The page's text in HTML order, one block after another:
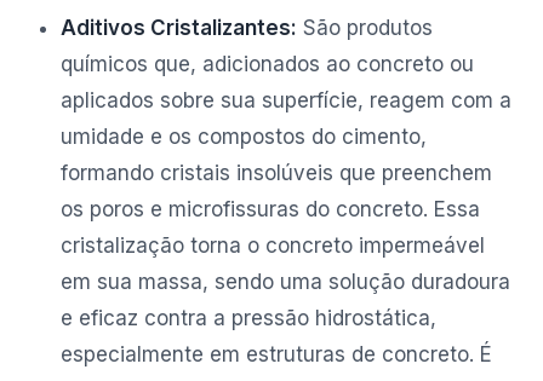
Aditivos Cristalizantes: São produtos
químicos que, adicionados ao concreto ou
aplicados sobre sua superfície, reagem com a
umidade e os compostos do cimento,
formando cristais insolúveis que preenchem
os poros e microfissuras do concreto. Essa
cristalização torna o concreto impermeável
em sua massa, sendo uma solução duradoura
e eficaz contra a pressão hidrostática,
especialmente em estruturas de concreto. É